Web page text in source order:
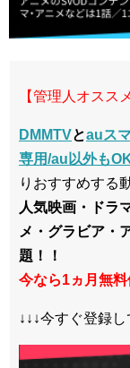
【管理人オスス
DMMTVとauス
専用/au以外も
りおすすめする
人気映画・ドラ
メ・グラビア・
題！！
今なら1ヵ月無料
↓↓↓今すぐ登録